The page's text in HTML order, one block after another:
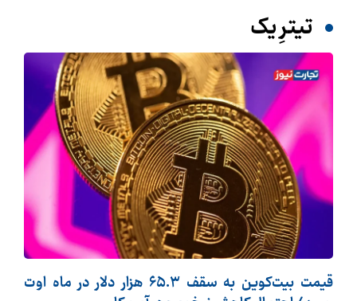
تیترِ یک
قیمت بیت‌کوین به سقف ۶۵.۳ هزار دلار در ماه اوت